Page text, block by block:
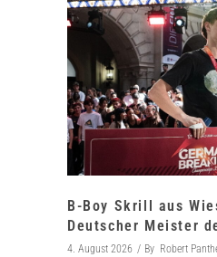
B-Boy Skrill aus
Deutscher Meister
4. August 2026 By Robert